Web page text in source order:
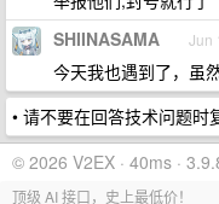
SHIINASAMA Jun
今天我也遇到了，虽
• 请不要在回答技术问题时
© 2026 V2EX · 40ms ·
顶级 AI 接口，史上最低价！